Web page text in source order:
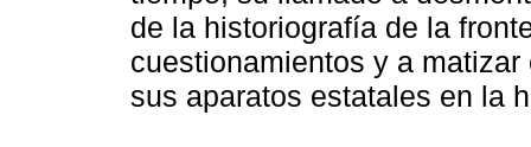
de la historiografía de la
cuestionamientos y a
sus aparatos estatales en la